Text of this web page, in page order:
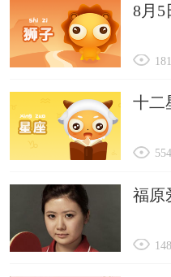
8月5
十二
福原